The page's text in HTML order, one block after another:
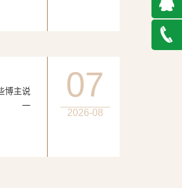
主说
。 一
07
2026-08
QQ在